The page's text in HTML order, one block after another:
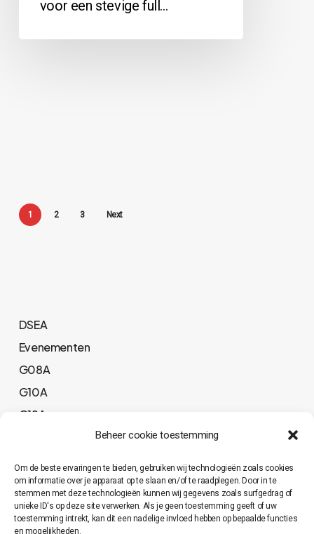
Beheer cookie toestemming
Om de beste ervaringen te bieden, gebruiken wij technologieën zoals cookies
om informatie over je apparaat op te slaan en/of te raadplegen. Door in te
stemmen met deze technologieën kunnen wij gegevens zoals surfgedrag of
unieke ID's op deze site verwerken. Als je geen toestemming geeft of uw
toestemming intrekt, kan dit een nadelige invloed hebben op bepaalde functies
en mogelijkheden.
voor een stevige full…
1 2 3 Next
DSEA
Evenementen
G08A
G10A
G12A
G14B
HSEA
HSEB